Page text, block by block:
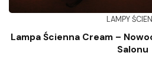
LAMPY
Lampa Ścienna Cream –
Salonu